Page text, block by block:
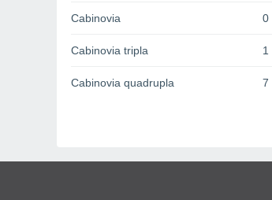
Cabinovia 0
Cabinovia tripla 1
Cabinovia quadrupla 7